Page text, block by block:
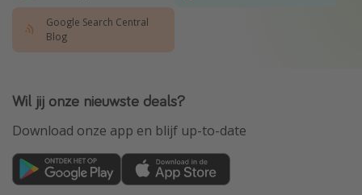
Google Search Central
Blog
Wil jij onze nieuwste deals?
Download onze app en blijf up-to-date